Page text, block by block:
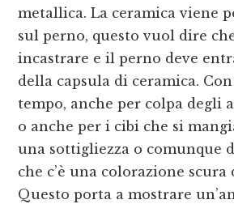
metallica. La ceramica viene
sul perno, questo vuol dire
incastrare e il perno deve
della capsula di ceramica.
tempo, anche per colpa degli
o anche per i cibi che si
una sottigliezza o comunque
che c’è una colorazione scura
Questo porta a mostrare